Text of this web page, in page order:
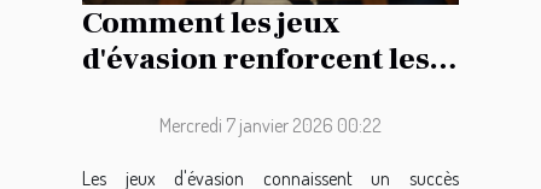
Comment les jeux
d'évasion renforcent les
Mercredi 7 janvier 2026 00:22
Les jeux d'évasion connaissent un succès